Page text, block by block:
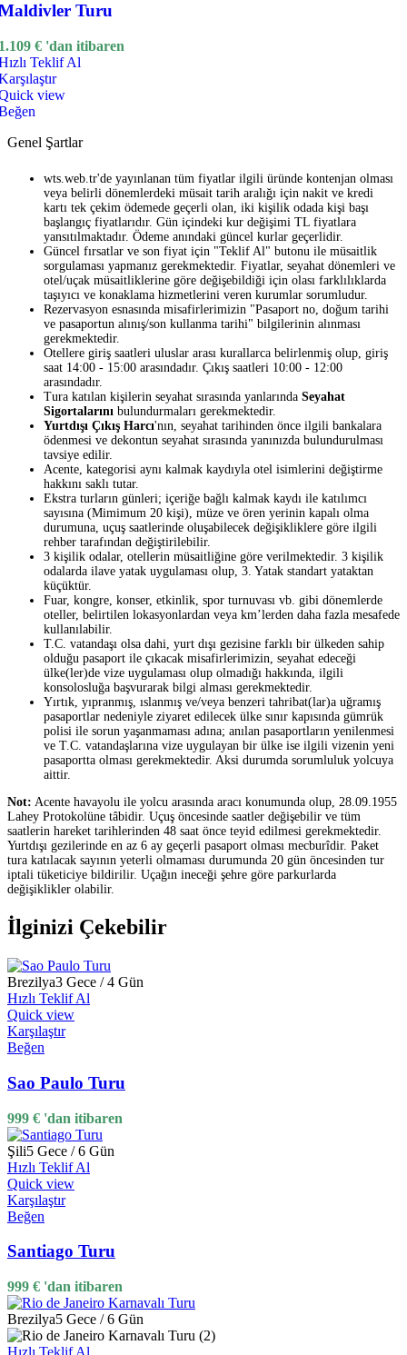
Turu
€ 'dan itibaren
Teklif Al
view
Genel Şartlar
wts.web.tr'de yayınlanan tüm fiyatlar ilgili üründe kontenjan olması
veya belirli dönemlerdeki müsait tarih aralığı için nakit ve kredi
kartı tek çekim ödemede geçerli olan, iki kişilik odada kişi başı
başlangıç fiyatlarıdır. Gün içindeki kur değişimi TL fiyatlara
yansıtılmaktadır. Ödeme anındaki güncel kurlar geçerlidir.
Güncel fırsatlar ve son fiyat için "Teklif Al" butonu ile müsaitlik
sorgulaması yapmanız gerekmektedir. Fiyatlar, seyahat dönemleri ve
otel/uçak müsaitliklerine göre değişebildiği için olası farklılıklarda
taşıyıcı ve konaklama hizmetlerini veren kurumlar sorumludur.
Rezervasyon esnasında misafirlerimizin "Pasaport no, doğum tarihi
ve pasaportun alınış/son kullanma tarihi" bilgilerinin alınması
gerekmektedir.
Otellere giriş saatleri uluslar arası kurallarca belirlenmiş olup, giriş
saat 14:00 - 15:00 arasındadır. Çıkış saatleri 10:00 - 12:00
arasındadır.
Tura katılan kişilerin seyahat sırasında yanlarında Seyahat
Sigortalarını bulundurmaları gerekmektedir.
Yurtdışı Çıkış Harcı'nın, seyahat tarihinden önce ilgili bankalara
ödenmesi ve dekontun seyahat sırasında yanınızda bulundurulması
tavsiye edilir.
Acente, kategorisi aynı kalmak kaydıyla otel isimlerini değiştirme
hakkını saklı tutar.
Ekstra turların günleri; içeriğe bağlı kalmak kaydı ile katılımcı
sayısına (Mimimum 20 kişi), müze ve ören yerinin kapalı olma
durumuna, uçuş saatlerinde oluşabilecek değişikliklere göre ilgili
rehber tarafından değiştirilebilir.
3 kişilik odalar, otellerin müsaitliğine göre verilmektedir. 3 kişilik
odalarda ilave yatak uygulaması olup, 3. Yatak standart yataktan
küçüktür.
Fuar, kongre, konser, etkinlik, spor turnuvası vb. gibi dönemlerde
oteller, belirtilen lokasyonlardan veya km’lerden daha fazla mesafede
kullanılabilir.
T.C. vatandaşı olsa dahi, yurt dışı gezisine farklı bir ülkeden sahip
olduğu pasaport ile çıkacak misafirlerimizin, seyahat edeceği
ülke(ler)de vize uygulaması olup olmadığı hakkında, ilgili
konsolosluğa başvurarak bilgi alması gerekmektedir.
Yırtık, yıpranmış, ıslanmış ve/veya benzeri tahribat(lar)a uğramış
pasaportlar nedeniyle ziyaret edilecek ülke sınır kapısında gümrük
polisi ile sorun yaşanmaması adına; anılan pasaportların yenilenmesi
ve T.C. vatandaşlarına vize uygulayan bir ülke ise ilgili vizenin yeni
pasaportta olması gerekmektedir. Aksi durumda sorumluluk yolcuya
aittir.
Not: Acente havayolu ile yolcu arasında aracı konumunda olup, 28.09.1955
Lahey Protokolüne tâbidir. Uçuş öncesinde saatler değişebilir ve tüm
saatlerin hareket tarihlerinden 48 saat önce teyid edilmesi gerekmektedir.
Yurtdışı gezilerinde en az 6 ay geçerli pasaport olması mecburîdir. Paket
tura katılacak sayının yeterli olmaması durumunda 20 gün öncesinden tur
iptali tüketiciye bildirilir. Uçağın ineceği şehre göre parkurlarda
değişiklikler olabilir.
İlginizi Çekebilir
Brezilya3 Gece / 4 Gün
Hızlı Teklif Al
Quick view
Karşılaştır
Beğen
Sao Paulo Turu
999 € 'dan itibaren
Şili5 Gece / 6 Gün
Hızlı Teklif Al
Quick view
Karşılaştır
Beğen
Santiago Turu
999 € 'dan itibaren
Brezilya5 Gece / 6 Gün